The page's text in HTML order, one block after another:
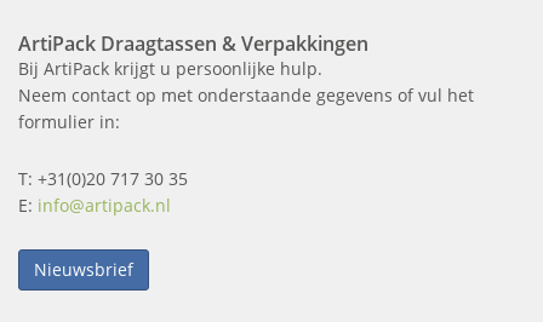
ArtiPack Draagtassen & Verpakkingen
Bij ArtiPack krijgt u persoonlijke hulp.
Neem contact op met onderstaande gegevens of vul het
formulier in:
T: +31(0)20 717 30 35
E: info@artipack.nl
Nieuwsbrief